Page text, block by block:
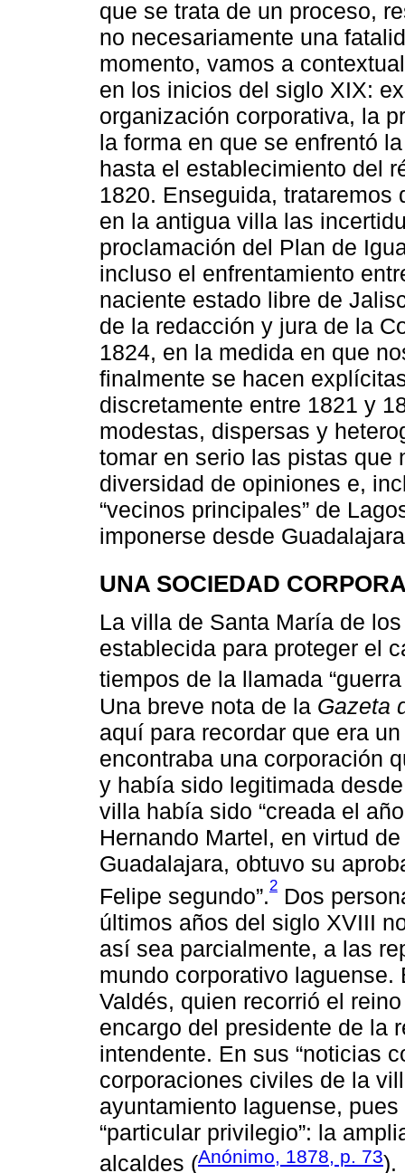
que se trata de un proceso,
no necesariamente una
momento, vamos a
en los inicios del siglo XIX:
organización corporativa, la
la forma en que se enfrentó
hasta el establecimiento del
1820. Enseguida,
en la antigua villa las
proclamación del Plan de
incluso el enfrentamiento
naciente estado libre de
de la redacción y jura de la
1824, en la medida en que
finalmente se hacen
discretamente entre 1821 y
modestas, dispersas y
tomar en serio las pistas que
diversidad de opiniones e,
“vecinos principales” de
imponerse desde
UNA SOCIEDAD
La villa de Santa María de
establecida para proteger el
tiempos de la llamada
Una breve nota de la Gazeta
aquí para recordar que era
encontraba una corporación
y había sido legitimada
villa había sido “creada el
Hernando Martel, en virtud
Guadalajara, obtuvo su
Felipe segundo”.2 Dos
últimos años del siglo XVIII
así sea parcialmente, a las
mundo corporativo
Valdés, quien recorrió el
encargo del presidente de la
intendente. En sus “noticias
corporaciones civiles de la
ayuntamiento laguense,
“particular privilegio”: la
alcaldes (Anónimo, 1878, p. 73).